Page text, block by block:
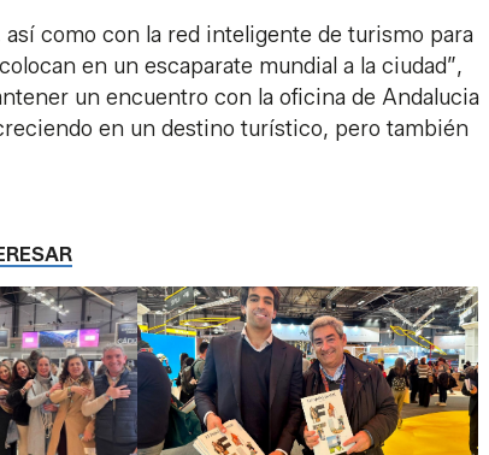
como con la red inteligente de turismo para
en un escaparate mundial a la ciudad”,
un encuentro con la oficina de Andalucia
en un destino turístico, pero también